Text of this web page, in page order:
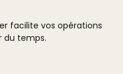
facilite vos opérations
du temps.